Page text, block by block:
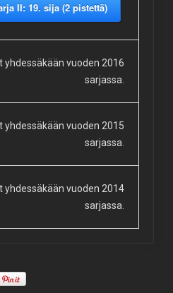
II: 19. sija (2 pistettä)
yhdessäkään vuoden 2016
sarjassa.
yhdessäkään vuoden 2015
sarjassa.
yhdessäkään vuoden 2014
sarjassa.